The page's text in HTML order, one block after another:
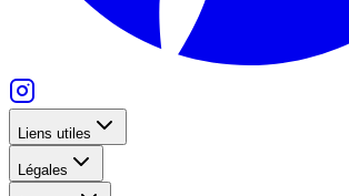
Liens utiles
Légales